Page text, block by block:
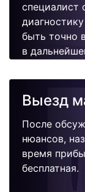
специалист
быть точно
в
поломок.
Выезд
После
нюансов,
время
бесплатная.